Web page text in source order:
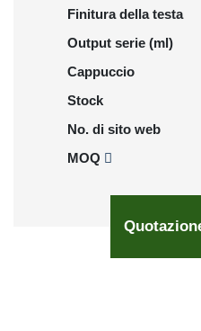
Finitura della testa
Output serie (ml)
Cappuccio
Stock
No. di sito web
MOQ